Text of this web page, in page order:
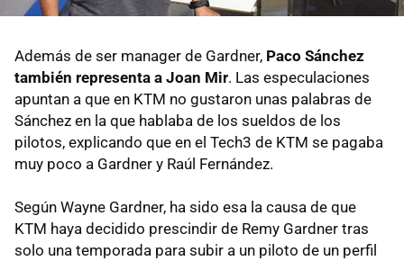
Además de ser manager de Gardner, Paco Sánchez
también representa a Joan Mir. Las especulaciones
apuntan a que en KTM no gustaron unas palabras de
Sánchez en la que hablaba de los sueldos de los
pilotos, explicando que en el Tech3 de KTM se pagaba
muy poco a Gardner y Raúl Fernández.
Según Wayne Gardner, ha sido esa la causa de que
KTM haya decidido prescindir de Remy Gardner tras
solo una temporada para subir a un piloto de un perfil